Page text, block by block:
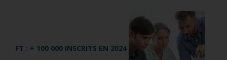
FT : + 100 000 INSCRITS EN 2024